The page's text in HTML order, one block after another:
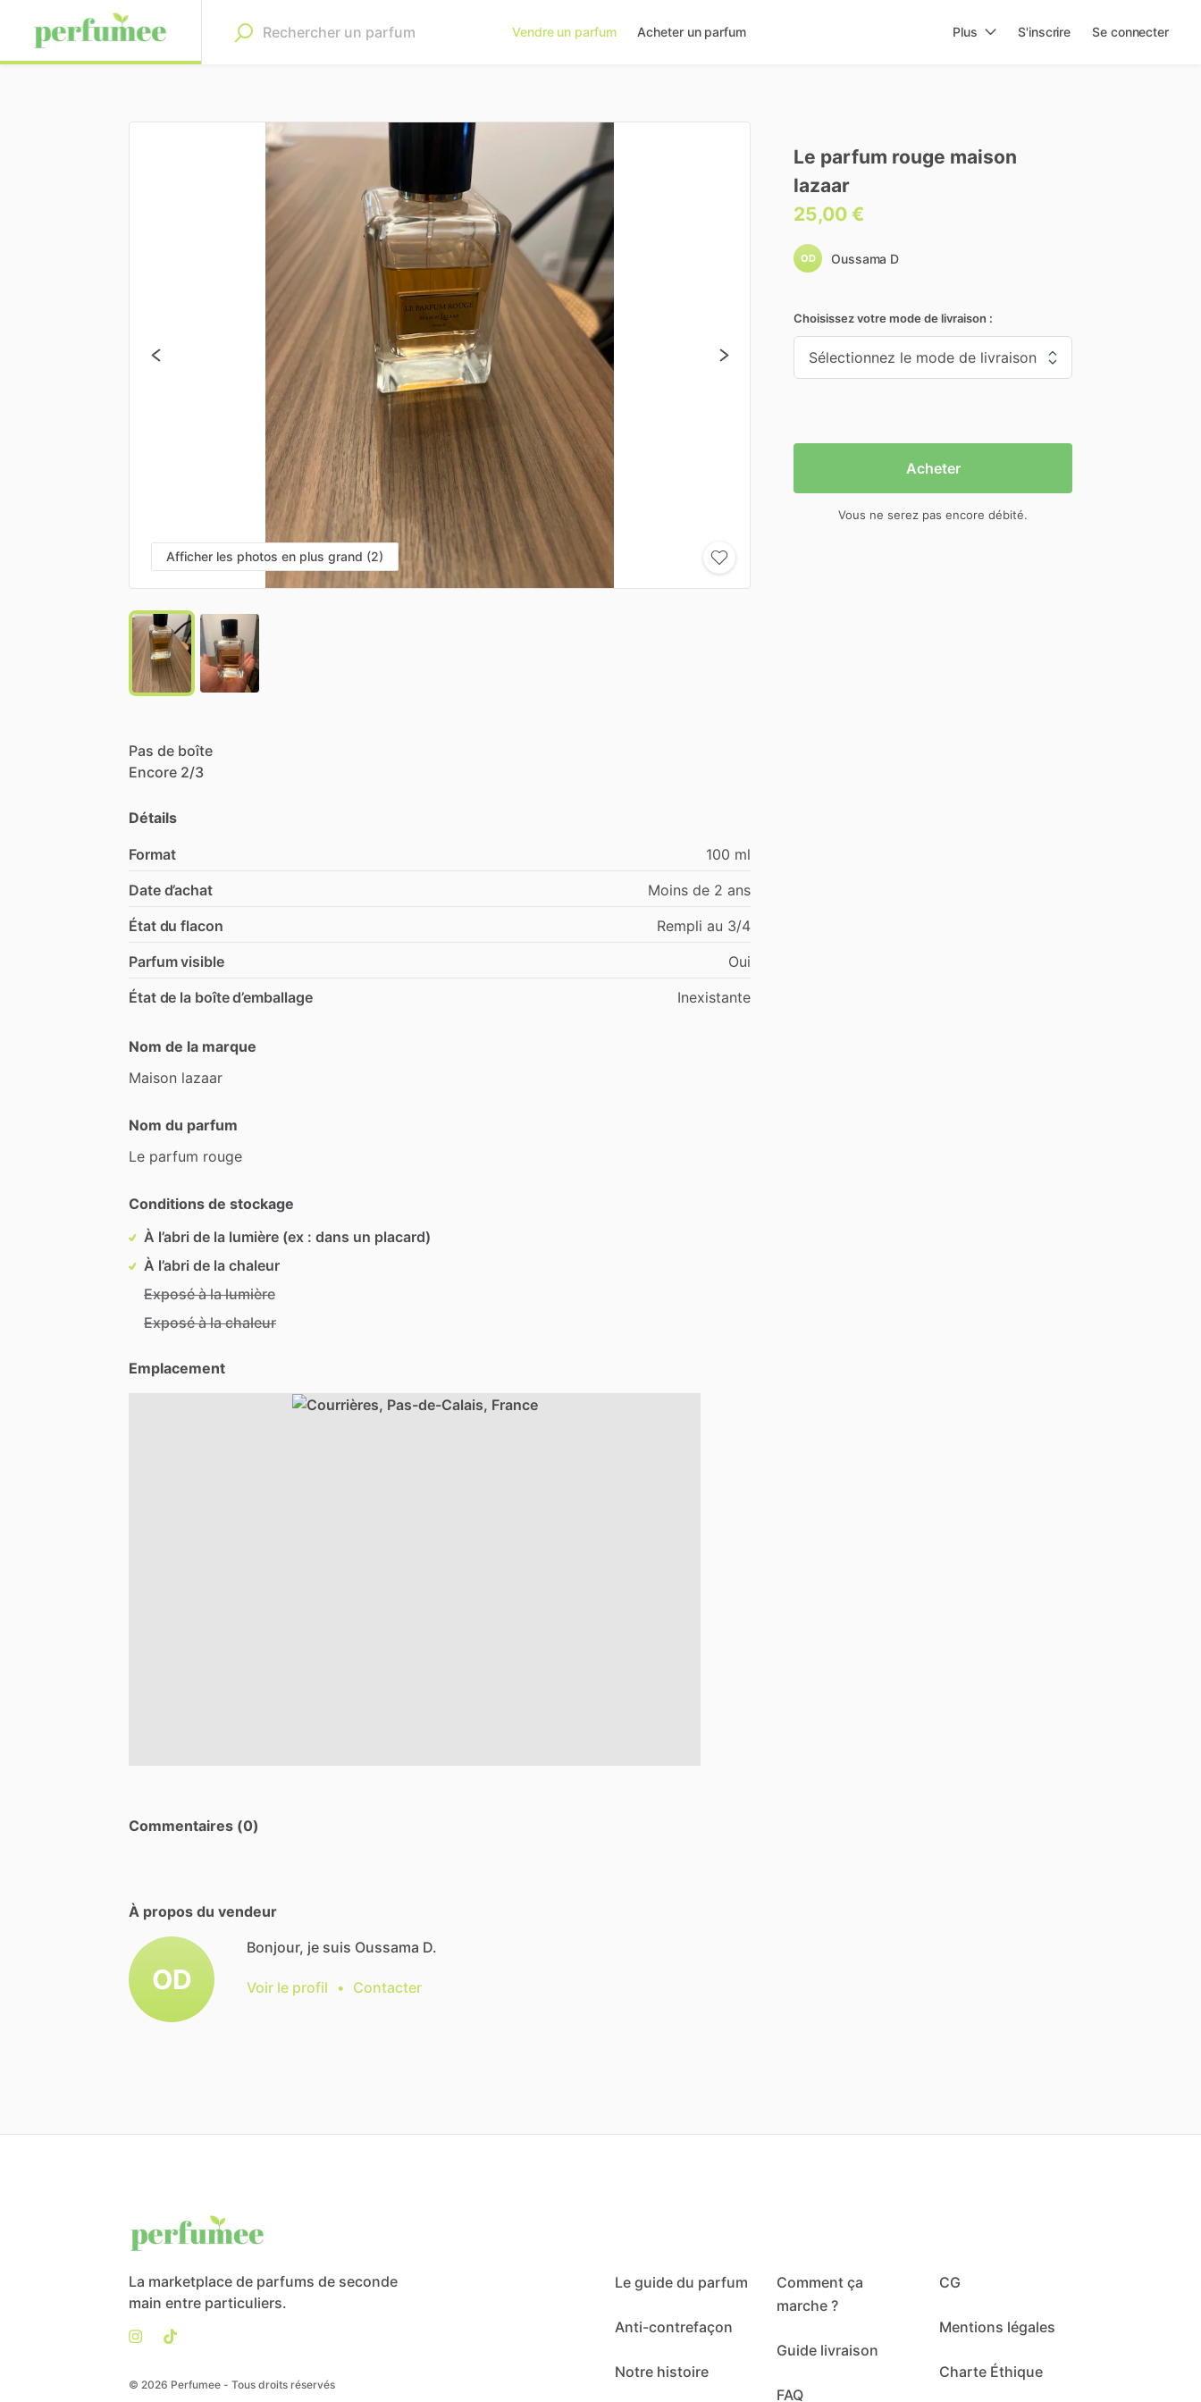
Vendre un parfum Acheter un parfum Plus S'inscrire Se connecter
Afficher les photos en plus grand (2)
Pas de boîte
Encore 2​/​3
Détails
Format
100 ml
Date d’achat
Moins de 2 ans
État du flacon
Rempli au 3/4
Parfum visible
Oui
État de la boîte d’emballage
Inexistante
Nom de la marque
Maison lazaar
Nom du parfum
Le parfum rouge
Conditions de stockage
À l’abri de la lumière (ex : dans un placard)
À l’abri de la chaleur
Exposé à la lumière
Exposé à la chaleur
Emplacement
Commentaires (0)
À propos du vendeur
OD
Bonjour, je suis Oussama D.
Voir le profil • Contacter
Le parfum rouge maison
lazaar
25,00 €
OD Oussama D
Choisissez votre mode de livraison :
Acheter
Vous ne serez pas encore débité.
La marketplace de parfums de seconde
main entre particuliers.
© 2026 Perfumee - Tous droits réservés
Le guide du parfum
Anti-contrefaçon
Notre histoire
Comment ça
marche ?
Guide livraison
FAQ
CG
Mentions légales
Charte Éthique